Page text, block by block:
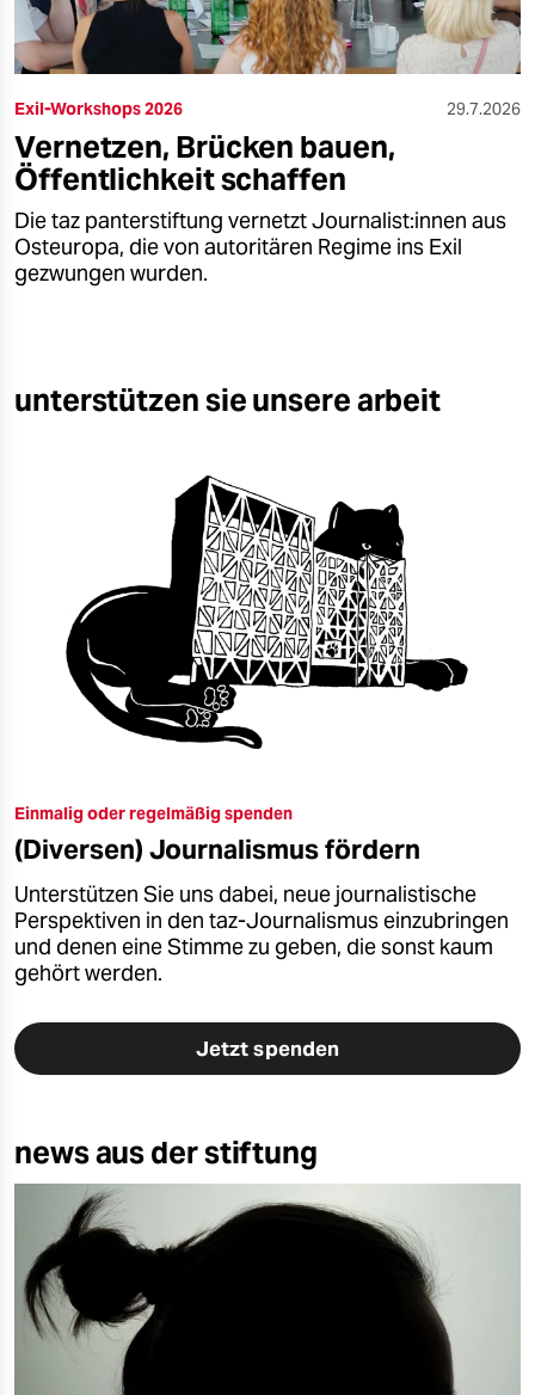
Exil-Workshops 2026 29.7.2026
Vernetzen, Brücken bauen,
Öffentlichkeit schaffen
Die taz panterstiftung vernetzt Journalist:innen aus
Osteuropa, die von autoritären Regime ins Exil
gezwungen wurden.
unterstützen sie unsere arbeit
Einmalig oder regelmäßig spenden
(Diversen) Journalismus fördern
Unterstützen Sie uns dabei, neue journalistische
Perspektiven in den taz-Journalismus einzubringen
und denen eine Stimme zu geben, die sonst kaum
gehört werden.
Jetzt spenden
news aus der stiftung